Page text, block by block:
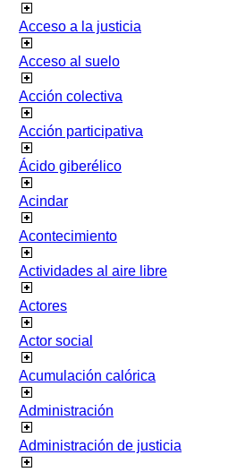
Acceso a la justicia
Acceso al suelo
Acción colectiva
Acción participativa
Ácido giberélico
Acindar
Acontecimiento
Actividades al aire libre
Actores
Actor social
Acumulación calórica
Administración
Administración de justicia